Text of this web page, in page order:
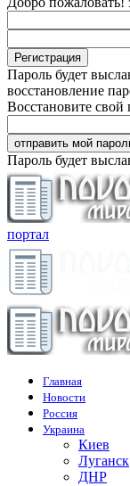
Пароль будет
восстановление
Восстановите свой
Пароль будет
портал
Главная
Новости
Россия
Украина
Киев
Луганск
ДНР